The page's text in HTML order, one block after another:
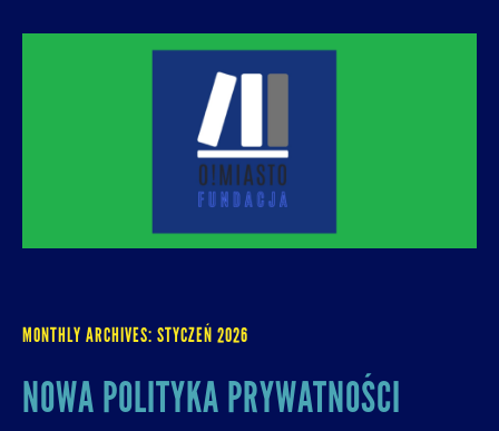
URBANIZACJI – PROMUJEMY I WSPIERAMY
ROZWÓJ MIAST I MIEJSKICH WSPÓLNOT.
O! MIASTO
MONTHLY ARCHIVES: STYCZEŃ 2026
NOWA POLITYKA PRYWATNOŚCI